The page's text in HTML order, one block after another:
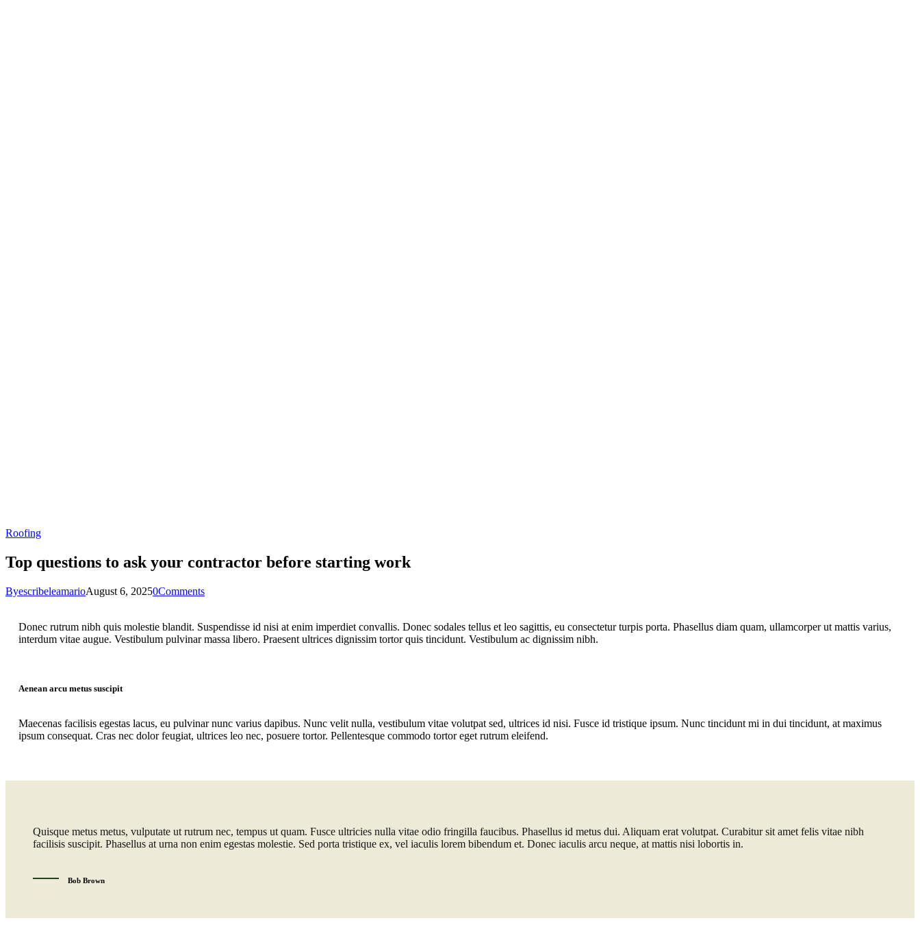
Roofing
Top questions to ask your contractor before starting work
ByescribeleamarioAugust 6, 20250Comments
Donec rutrum nibh quis molestie blandit. Suspendisse id nisi at enim imperdiet convallis. Donec sodales tellus et leo sagittis, eu consectetur turpis porta. Phasellus diam quam, ullamcorper ut mattis varius,
interdum vitae augue. Vestibulum pulvinar massa libero. Praesent ultrices dignissim tortor quis tincidunt. Vestibulum ac dignissim nibh.
Aenean arcu metus suscipit
Maecenas facilisis egestas lacus, eu pulvinar nunc varius dapibus. Nunc velit nulla, vestibulum vitae volutpat sed, ultrices id nisi. Fusce id tristique ipsum. Nunc tincidunt mi in dui tincidunt, at maximus
ipsum consequat. Cras nec dolor feugiat, ultrices leo nec, posuere tortor. Pellentesque commodo tortor eget rutrum eleifend.
Quisque metus metus, vulputate ut rutrum nec, tempus ut quam. Fusce ultricies nulla vitae odio fringilla faucibus. Phasellus id metus dui. Aliquam erat volutpat. Curabitur sit amet felis vitae nibh
facilisis suscipit. Phasellus at urna non enim egestas molestie. Sed porta tristique ex, vel iaculis lorem bibendum et. Donec iaculis arcu neque, at mattis nisi lobortis in.
Bob Brown